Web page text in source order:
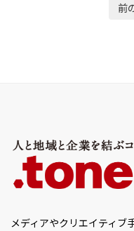
前
メディアやクリエイティブ